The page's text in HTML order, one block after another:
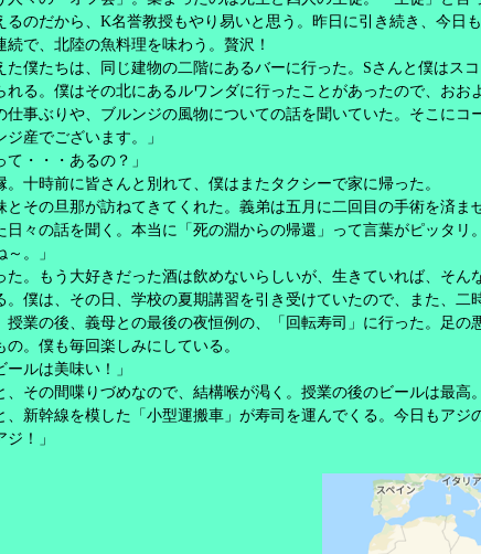
のだから、 K名誉教授もやり易いと思う。昨日に引き続き、今日
で、北陸の魚料理を味わう。贅沢！
僕たちは、同じ建物の二階にあるバーに行った。 Sさんと僕はスコ
れる。僕はその北にあるルワンダに行ったことがあったので、お
仕事ぶりや、ブルンジの風物についての話を聞いていた。そこにコ
ジ産でございます。」
て・・・あるの？」
十時前に皆さんと別れて、僕はまたタクシーで家に帰った。
その旦那が訪ねてきてくれた。義弟は五月に二回目の手術を済
々の話を聞く。本当に「死の淵からの帰還」って言葉がピッタリ
。」
た。もう大好きだった酒は飲めないらしいが、生きていれば、そん
僕は、その日、学校の夏期講習を引き受けていたので、また、
授業の後、義母との最後の夜恒例の、「回転寿司」に行った。足
。僕も毎回楽しみにしている。
ールは美味い！」
その間喋りづめなので、結構喉が渇く。授業の後のビールは最
、新幹線を模した「小型運搬車」が寿司を運んでくる。今日もアジ
！」